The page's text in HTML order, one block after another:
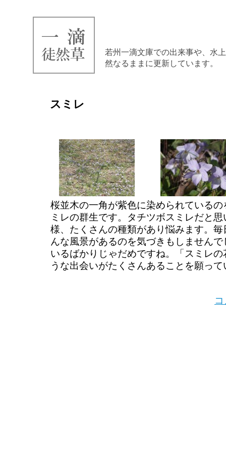
若州一滴文庫での出来事や、水
然なるままに更新しています。
スミレ
桜並木の一角が紫色に染められている
ミレの群生です。タチツボスミレだと
様、たくさんの種類があり悩みます。
んな風景があるのを気づきもしません
いるばかりじゃだめですね。「スミレ
うな出会いがたくさんあることを願っ